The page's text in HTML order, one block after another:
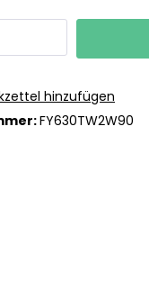
hinzufügen
FY630TW2W90